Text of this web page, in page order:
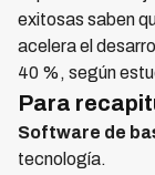
exitosas saben
acelera el
40 %, según
Para
Software de
tecnología.